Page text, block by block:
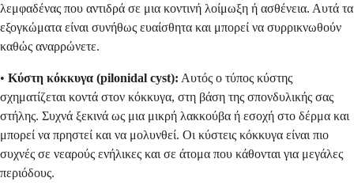
λεμφαδένας που αντιδρά σε μια κοντινή λοίμωξη ή ασθένεια. Αυτά τα
εξογκώματα είναι συνήθως ευαίσθητα και μπορεί να συρρικνωθούν
καθώς αναρρώνετε.
• Κύστη κόκκυγα (pilonidal cyst): Αυτός ο τύπος κύστης
σχηματίζεται κοντά στον κόκκυγα, στη βάση της σπονδυλικής σας
στήλης. Συχνά ξεκινά ως μια μικρή λακκούβα ή εσοχή στο δέρμα και
μπορεί να πρηστεί και να μολυνθεί. Οι κύστεις κόκκυγα είναι πιο
συχνές σε νεαρούς ενήλικες και σε άτομα που κάθονται για μεγάλες
περιόδους.